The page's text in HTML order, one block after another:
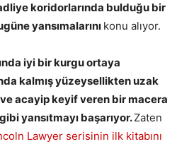
koridorlarında bulduğu bir
yansımalarını konu alıyor.
iyi bir kurgu ortaya
kalmış yüzeysellikten uzak
acayip keyif veren bir macera
yansıtmayı başarıyor.Zaten
Lawyer serisinin ilk kitabını